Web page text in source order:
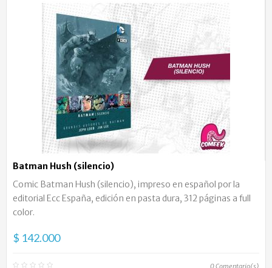
Batman Hush (silencio)
Comic Batman Hush (silencio), impreso en español por la
editorial Ecc España, edición en pasta dura, 312 páginas a full
color.
$ 142.000
0Comentario(s)